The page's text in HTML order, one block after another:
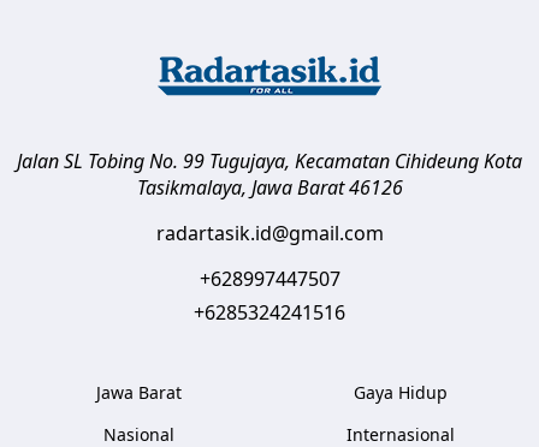
Jalan SL Tobing No. 99 Tugujaya, Kecamatan CihideungKota
Tasikmalaya, Jawa Barat 46126
radartasik.id@gmail.com
+628997447507
+6285324241516
Jawa Barat
Nasional
Gaya Hidup
Internasional